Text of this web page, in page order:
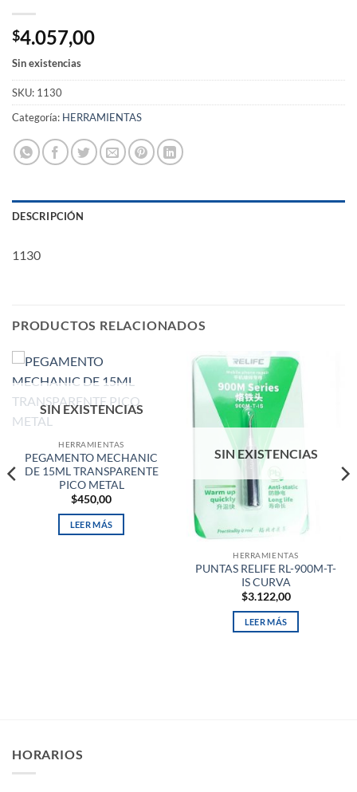
$4.057,00
Sin existencias
SKU: 1130
Categoría: HERRAMIENTAS
DESCRIPCIÓN
1130
PRODUCTOS RELACIONADOS
SIN EXISTENCIAS
HERRAMIENTAS
PEGAMENTO MECHANIC
DE 15ML TRANSPARENTE
PICO METAL
$450,00
LEER MÁS
SIN EXISTENCIAS
HERRAMIENTAS
PUNTAS RELIFE RL-900M-T-
IS CURVA
$3.122,00
LEER MÁS
HORARIOS